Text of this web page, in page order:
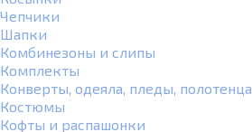
Чепчики
Шапки
Комбинезоны и слипы
Комплекты
Конверты, одеяла, пледы, полотенца
Костюмы
Кофты и распашонки